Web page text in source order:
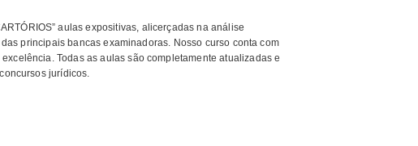
aulas expositivas, alicerçadas na análise
principais bancas examinadoras. Nosso curso conta com
Todas as aulas são completamente atualizadas e
jurídicos.